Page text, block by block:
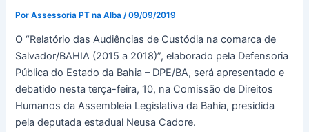
PorAssessoria PT na Alba/09/09/2019
O “Relatório das Audiências de Custódia na comarca de
Salvador/BAHIA (2015 a 2018)”, elaborado pela Defensoria
Pública do Estado da Bahia – DPE/BA, será apresentado e
debatido nesta terça-feira, 10, na Comissão de Direitos
Humanos da Assembleia Legislativa da Bahia, presidida
pela deputada estadual Neusa Cadore.